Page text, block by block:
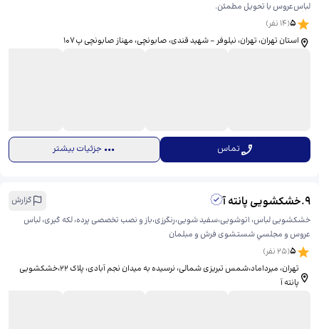
لباس‌عروس با تحویل مطمئن.
5
(
14 نفر)
استان تهران، تهران، نیلوفر - شهید قندی، صابونچی، ​مهناز صابونچی پ ۱۰۷
تماس جزئیات بیشتر
9
.خشکشویی پانته آ
گزارش
خشکشویی لباس، اتوشویی،سفید شویی،رنگرزی،باز و نصب تخصصی پرده، لکه گیری، لباس
عروس و مجلسي شستشوی فرش و مبلمان
5
(
25نفر)
تهران، میرداماد،شمس تبریزی شمالی، نرسیده به میدان نجم آبادی، پلاک ۲۲،خشکشویی
پانته آ